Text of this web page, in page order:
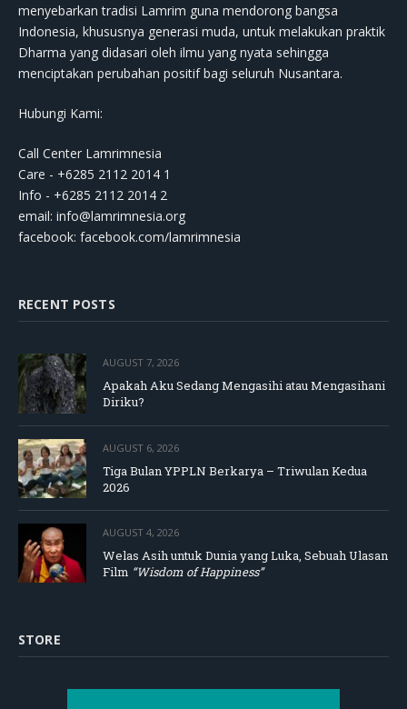
menyebarkan tradisi Lamrim guna mendorong bangsa
Indonesia, khususnya generasi muda, untuk melakukan praktik
Dharma yang didasari oleh ilmu yang nyata sehingga
menciptakan perubahan positif bagi seluruh Nusantara.
Hubungi Kami:
Call Center Lamrimnesia
Care - +6285 2112 2014 1
Info - +6285 2112 2014 2
email: info@lamrimnesia.org
facebook: facebook.com/lamrimnesia
RECENT POSTS
AUGUST 7, 2026
Apakah Aku Sedang Mengasihi atau Mengasihani
Diriku?
AUGUST 6, 2026
Tiga Bulan YPPLN Berkarya – Triwulan Kedua
2026
AUGUST 4, 2026
Welas Asih untuk Dunia yang Luka, Sebuah Ulasan
Film “Wisdom of Happiness”
STORE